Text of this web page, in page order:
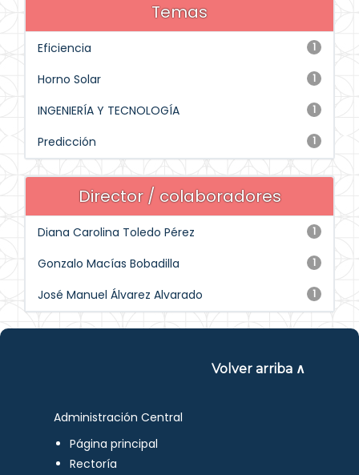
Temas
1
Eficiencia
1
Horno Solar
1
INGENIERÍA Y TECNOLOGÍA
1
Predicción
Director / colaboradores
1
Diana Carolina Toledo Pérez
1
Gonzalo Macías Bobadilla
1
José Manuel Álvarez Alvarado
Volver arriba ∧
Administración Central
Página principal
Rectoría